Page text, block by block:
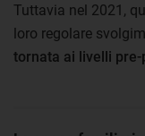
Tuttavia nel 2021,
loro regolare
tornata ai livelli pre-